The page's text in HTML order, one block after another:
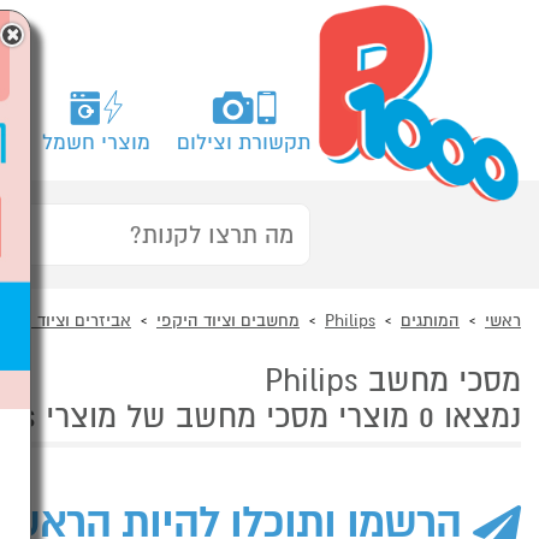
תקשורת וצילום מוצרי חשמל
ראשי המותגים Philips מחשבים וציוד היקפי אביזרים וציוד היקפי
מסכי מחשב Philips
נמצאו 0 מוצרי מסכי מחשב של מוצרי Philips
הרשמו ותוכלו להיות
×